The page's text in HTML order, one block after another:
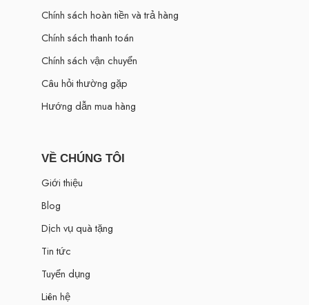
Chính sách hoàn tiền và trả hàng
Chính sách thanh toán
Chính sách vận chuyển
Câu hỏi thường gặp
Hướng dẫn mua hàng
VỀ CHÚNG TÔI
Giới thiệu
Blog
Dịch vụ quà tặng
Tin tức
Tuyển dụng
Liên hệ